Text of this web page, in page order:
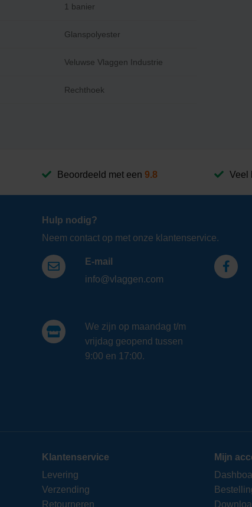
1 banier
Glanspolyester
Veluwse Vlaggen Industrie
Rechthoek
Beoordeeld met een 9.8 Veel
Hulp nodig?
Neem contact op met onze klantenservice.
E-mail
info@vlaggen.com
We zijn op maandag t/m
vrijdag geopend tussen
9:00 en 17:00.
Klantenservice
Levering
Verzending
Retourneren
Mijn